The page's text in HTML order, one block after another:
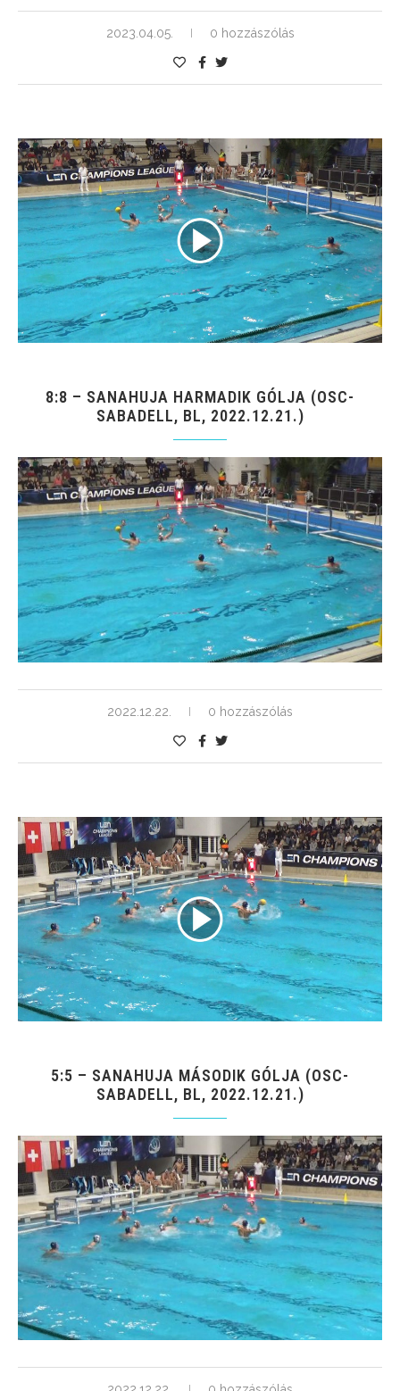
2023.04.05. 0 hozzászólás
8:8 – SANAHUJA HARMADIK GÓLJA (OSC-
SABADELL, BL, 2022.12.21.)
2022.12.22. 0 hozzászólás
5:5 – SANAHUJA MÁSODIK GÓLJA (OSC-
SABADELL, BL, 2022.12.21.)